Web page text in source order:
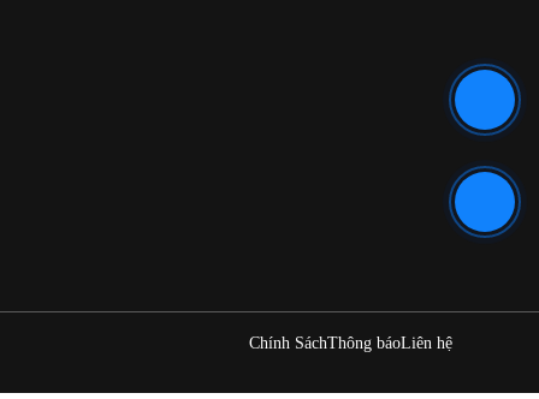
Chính SáchThông báoLiên hệ